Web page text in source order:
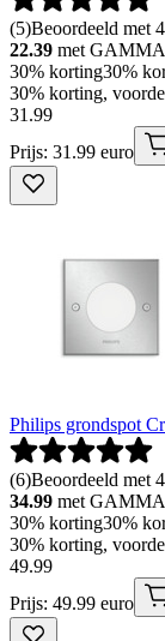
(5)Beoordeeld met
22.39 met GAMMA
30% korting30%
30% korting,
31 .99
Prijs: 31.99 euro
Philips grondspot
(6)Beoordeeld met
34.99 met GAMMA
30% korting30%
30% korting,
49.99
Prijs: 49.99 euro